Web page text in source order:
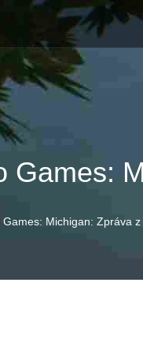
Games:
Michigan: Zpráva z